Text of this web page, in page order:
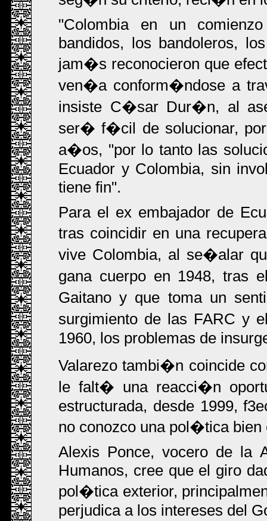
"Colombia en un
bandidos, los bandoleros,
jam�s reconocieron que
ven�a conform�ndose a
insiste C�sar Dur�n, al
ser� f�cil de solucionar,
a�os, "por lo tanto las
Ecuador y Colombia, sin
tiene fin".
Para el ex embajador de
tras coincidir en una
vive Colombia, al se�alar
gana cuerpo en 1948, tras
Gaitano y que toma un
surgimiento de las FARC y
1960, los problemas de
Valarezo tambi�n coincide
le falt� una reacci�n
estructurada, desde 1999,
no conozco una pol�tica bien
Alexis Ponce, vocero de la
Humanos, cree que el giro
pol�tica exterior,
perjudica a los intereses del